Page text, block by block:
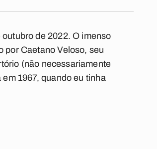
de 2022. O imenso
por Caetano Veloso, seu
(não necessariamente
1967, quando eu tinha